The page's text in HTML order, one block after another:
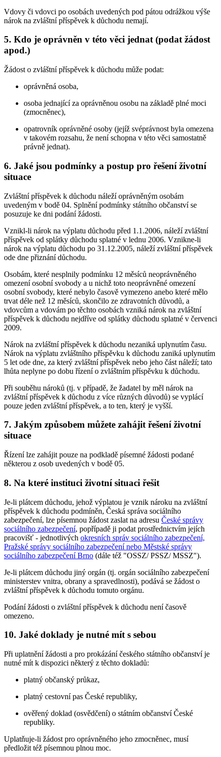
Vdovy či vdovci po osobách uvedených pod pátou odrážkou výše
nárok na zvláštní příspěvek k důchodu nemají.
5. Kdo je oprávněn v této věci jednat (podat žádost
apod.)
Žádost o zvláštní příspěvek k důchodu může podat:
oprávněná osoba,
osoba jednající za oprávněnou osobu na základě plné moci
(zmocněnec),
opatrovník oprávněné osoby (jejíž svéprávnost byla omezena
v takovém rozsahu, že není schopna v této věci samostatně
právně jednat).
6. Jaké jsou podmínky a postup pro řešení životní
situace
Zvláštní příspěvek k důchodu náleží oprávněným osobám
uvedeným v bodě 04. Splnění podmínky státního občanství se
posuzuje ke dni podání žádosti.
Vznikl-li nárok na výplatu důchodu před 1.1.2006, náleží zvláštní
příspěvek od splátky důchodu splatné v lednu 2006. Vznikne-li
nárok na výplatu důchodu po 31.12.2005, náleží zvláštní příspěvek
ode dne přiznání důchodu.
Osobám, které nesplnily podmínku 12 měsíců neoprávněného
omezení osobní svobody a u nichž toto neoprávněné omezení
osobní svobody, které nebylo časově vymezeno anebo které mělo
trvat déle než 12 měsíců, skončilo ze zdravotních důvodů, a
vdovcům a vdovám po těchto osobách vzniká nárok na zvláštní
příspěvek k důchodu nejdříve od splátky důchodu splatné v červenci
2009.
Nárok na zvláštní příspěvek k důchodu nezaniká uplynutím času.
Nárok na výplatu zvláštního příspěvku k důchodu zaniká uplynutím
5 let ode dne, za který zvláštní příspěvek nebo jeho část náleží; tato
lhůta neplyne po dobu řízení o zvláštním příspěvku k důchodu.
Při souběhu nároků (tj. v případě, že žadatel by měl nárok na
zvláštní příspěvek k důchodu z více různých důvodů) se vyplácí
pouze jeden zvláštní příspěvek, a to ten, který je vyšší.
7. Jakým způsobem můžete zahájit řešení životní
situace
Řízení lze zahájit pouze na podkladě písemné žádosti podané
některou z osob uvedených v bodě 05.
8. Na které instituci životní situaci řešit
Je-li plátcem důchodu, jehož výplatou je vznik nároku na zvláštní
příspěvek k důchodu podmíněn, Česká správa sociálního
zabezpečení, lze písemnou žádost zaslat na adresu České správy
sociálního zabezpečení, popřípadě ji podat prostřednictvím jejích
pracovišť - jednotlivých okresních správ sociálního zabezpečení,
Pražské správy sociálního zabezpečení nebo Městské správy
sociálního zabezpečení Brno (dále též "OSSZ/ PSSZ/ MSSZ").
Je-li plátcem důchodu jiný orgán (tj. orgán sociálního zabezpečení
ministerstev vnitra, obrany a spravedlnosti), podává se žádost o
zvláštní příspěvek k důchodu tomuto orgánu.
Podání žádosti o zvláštní příspěvek k důchodu není časově
omezeno.
10. Jaké doklady je nutné mít s sebou
Při uplatnění žádosti a pro prokázání českého státního občanství je
nutné mít k dispozici některý z těchto dokladů:
platný občanský průkaz,
platný cestovní pas České republiky,
ověřený doklad (osvědčení) o státním občanství České
republiky.
Uplatňuje-li žádost pro oprávněného jeho zmocněnec, musí
předložit též písemnou plnou moc.